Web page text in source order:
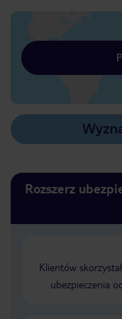
Rozszerz
Klientów
ubezpieczenia